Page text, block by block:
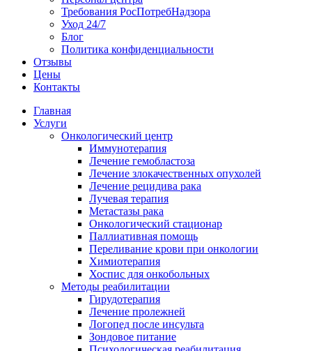
Требования РосПотребНадзора
Уход 24/7
Блог
Политика конфиденциальности
Отзывы
Цены
Контакты
Главная
Услуги
Онкологический центр
Иммунотерапия
Лечение гемобластоза
Лечение злокачественных опухолей
Лечение рецидива рака
Лучевая терапия
Метастазы рака
Онкологический стационар
Паллиативная помощь
Переливание крови при онкологии
Химиотерапия
Хоспис для онкобольных
Методы реабилитации
Гирудотерапия
Лечение пролежней
Логопед после инсульта
Зондовое питание